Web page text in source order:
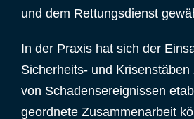
und dem Rettungsdienst
In der Praxis hat sich der
Sicherheits- und
von Schadensereignissen
geordnete Zusammenarbeit